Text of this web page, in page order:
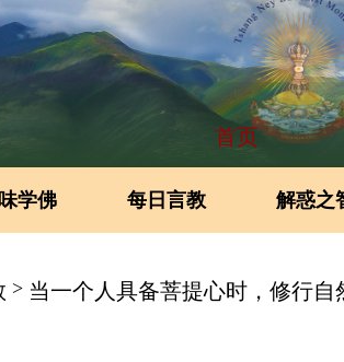
首页
学佛 每日言教 解惑之
> 当一个人具备菩提心时，修行